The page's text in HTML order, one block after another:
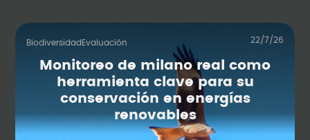
Biodiversidad Evaluación 22/7/26
Monitoreo de milano real como
herramienta clave para su
conservación en energías
renovables